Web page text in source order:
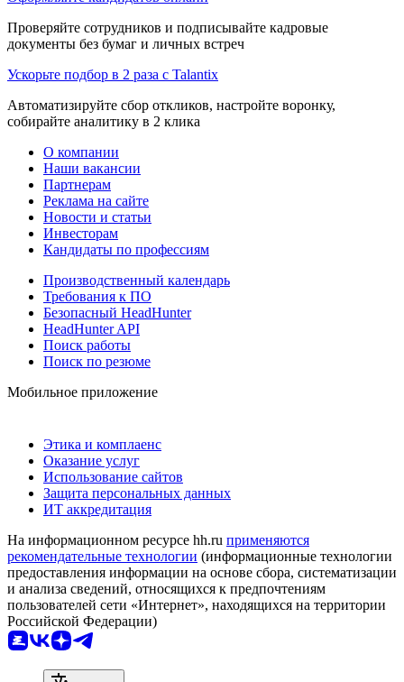
Проверяйте сотрудников и подписывайте кадровые
документы без бумаг и личных встреч
Ускорьте подбор в 2 раза с Talantix
Автоматизируйте сбор откликов, настройте воронку,
собирайте аналитику в 2 клика
О компании
Наши вакансии
Партнерам
Реклама на сайте
Новости и статьи
Инвесторам
Кандидаты по профессиям
Производственный календарь
Требования к ПО
Безопасный HeadHunter
HeadHunter API
Поиск работы
Поиск по резюме
Мобильное приложение
Этика и комплаенс
Оказание услуг
Использование сайтов
Защита персональных данных
ИТ аккредитация
На информационном ресурсе hh.ru применяются
рекомендательные технологии (информационные технологии
предоставления информации на основе сбора, систематизации
и анализа сведений, относящихся к предпочтениям
пользователей сети «Интернет», находящихся на территории
Российской Федерации)